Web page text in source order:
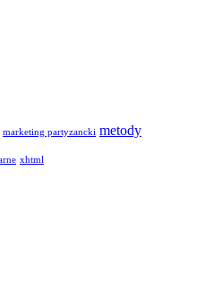
marketing partyzancki metody
xhtml